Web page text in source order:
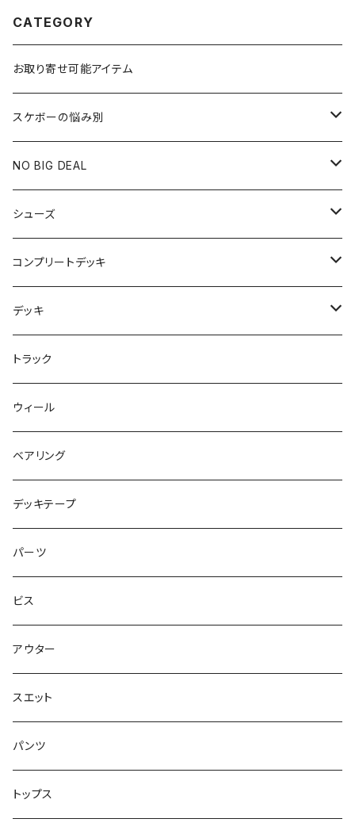
CATEGORY
お取り寄せ可能アイテム
スケボーの悩み別
膝や腰が痛い
NO BIG DEAL
NBD CUSTOMIZED
USED ITEM
Tシャツ
パンツ
キャップ
アウター
シャツ
トップス
スエット
ソックス
アンダーウェア
アクセサリー
シューズ
シューズ
キッズシューズ
NIKE SB ORANGE LABEL/ISO
NIKE SB ISHOD2
NIKE SB PS8
NIKE SB DUNK
NM933
ゴツいシューズ最高！
Small Shoes
コンプリートデッキ
HI5のパーツセット
エントリーモデルコンプリート
7.7インチ
8インチ
8.2インチ
デッキ
7インチ
7.2インチ
7.3インチ
7.5インチ
7.7インチ
7.8インチ
7.9インチ
8インチ
8.1インチ
8.2インチ
トラック
ウィール
ベアリング
デッキテープ
パーツ
ビス
アウター
スエット
パンツ
トップス